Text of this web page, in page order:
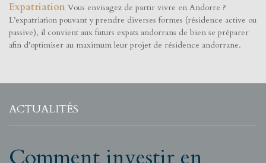
Expatriation Vous envisagez de partir vivre en Andorre ?
L’expatriation pouvant y prendre diverses formes (résidence active ou
passive), il convient aux futurs expats andorrans de bien se préparer
afin d’optimiser au maximum leur projet de résidence andorrane.
ACTUALITÉS